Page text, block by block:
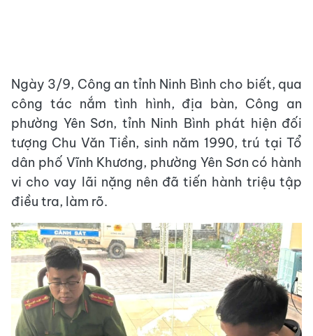
Ngày 3/9, Công an tỉnh Ninh Bình cho biết, qua
công tác nắm tình hình, địa bàn, Công an
phường Yên Sơn, tỉnh Ninh Bình phát hiện đối
tượng Chu Văn Tiền, sinh năm 1990, trú tại Tổ
dân phố Vĩnh Khương, phường Yên Sơn có hành
vi cho vay lãi nặng nên đã tiến hành triệu tập
điều tra, làm rõ.